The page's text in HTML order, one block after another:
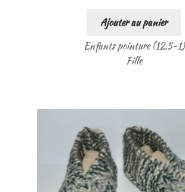
Ajouter au panier
Enfants pointure (12.5-1)
Fille